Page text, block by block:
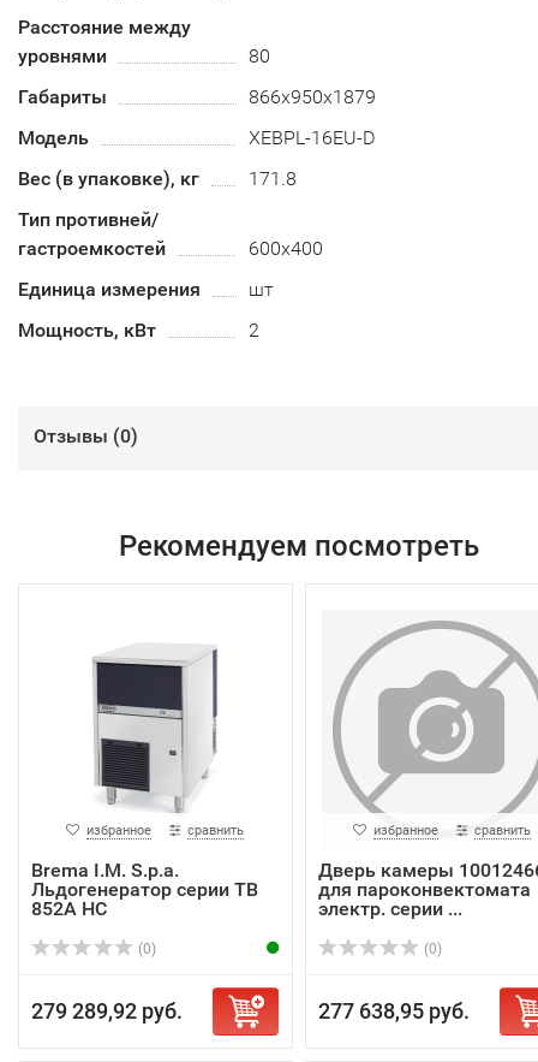
Расстояние между
уровнями
80
Габариты
866х950х1879
Модель
XEBPL-16EU-D
Вес (в упаковке), кг
171.8
Тип противней/
гастроемкостей
600х400
Единица измерения
шт
Мощность, кВт
2
Отзывы (0)
Рекомендуем посмотреть
избранное сравнить
Brema I.M. S.p.a.
Льдогенератор серии TB
852A HC
(0)
279 289,92 руб.
избранное сравнить
Дверь камеры
для пароконвектомата
электр. серии ...
(0)
277 638,95 руб.